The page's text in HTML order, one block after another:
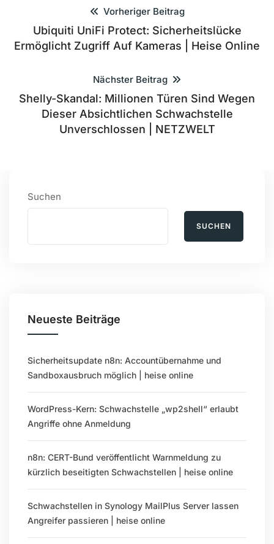
Vorheriger Beitrag
Ubiquiti UniFi Protect: Sicherheitslücke
Ermöglicht Zugriff Auf Kameras | Heise Online
Nächster Beitrag
Shelly-Skandal: Millionen Türen Sind Wegen
Dieser Absichtlichen Schwachstelle
Unverschlossen | NETZWELT
Suchen
SUCHEN
Neueste Beiträge
Sicherheitsupdate n8n: Accountübernahme und
Sandboxausbruch möglich | heise online
WordPress-Kern: Schwachstelle „wp2shell“ erlaubt
Angriffe ohne Anmeldung
n8n: CERT-Bund veröffentlicht Warnmeldung zu
kürzlich beseitigten Schwachstellen | heise online
Schwachstellen in Synology MailPlus Server lassen
Angreifer passieren | heise online